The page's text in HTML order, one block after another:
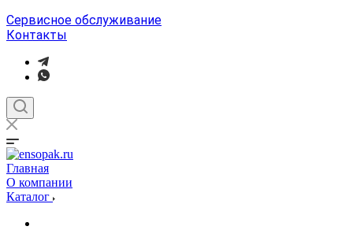
Сервисное обслуживание
Контакты
Главная
О компании
Каталог